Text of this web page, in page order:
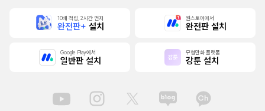
10배 적립, 2시간 먼저
완전판+ 설치
원스토어에서
완전판 설치
Google Play에서
일반판 설치
무협만화 플랫폼
강툰 설치